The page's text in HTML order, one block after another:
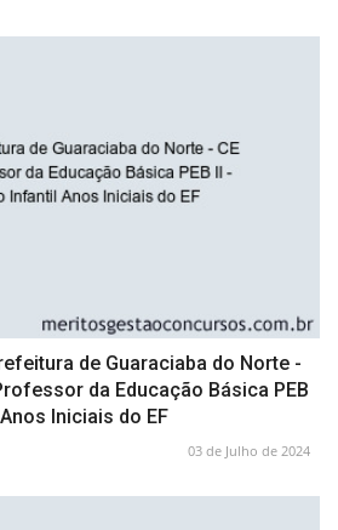
de Guaraciaba do Norte -
da Educação Básica PEB
Iniciais do EF
03 de Julho de 2024